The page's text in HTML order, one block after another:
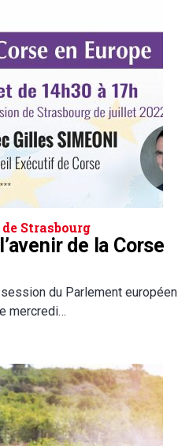
Strasbourg
de la Corse
du Parlement européen
mercredi…